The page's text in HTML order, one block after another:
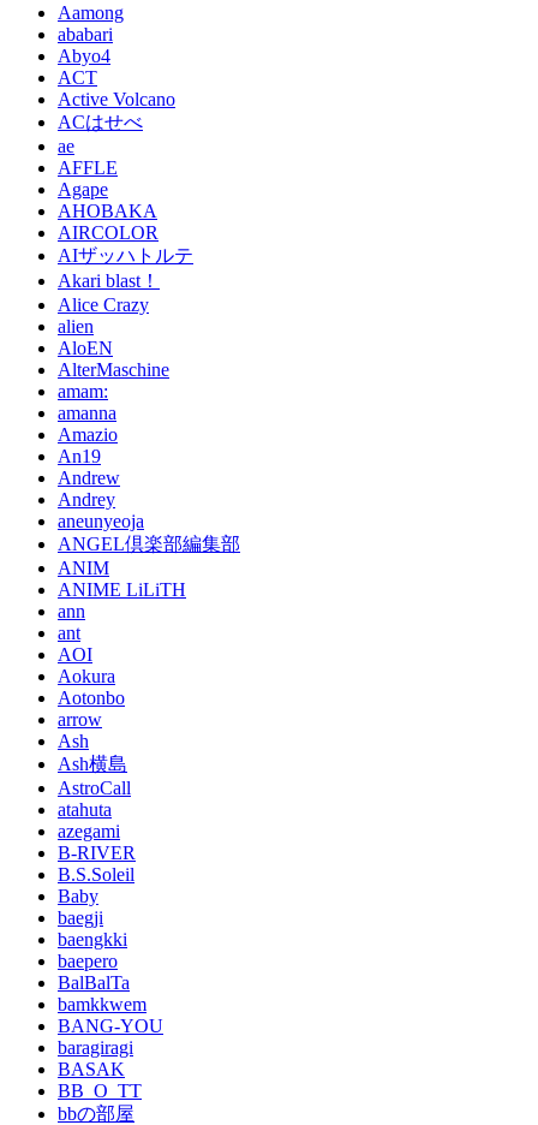
Aamong
ababari
Abyo4
ACT
Active Volcano
ACはせべ
ae
AFFLE
Agape
AHOBAKA
AIRCOLOR
AIザッハトルテ
Akari blast！
Alice Crazy
alien
AloEN
AlterMaschine
amam:
amanna
Amazio
An19
Andrew
Andrey
aneunyeoja
ANGEL倶楽部編集部
ANIM
ANIME LiLiTH
ann
ant
AOI
Aokura
Aotonbo
arrow
Ash
Ash横島
AstroCall
atahuta
azegami
B-RIVER
B.S.Soleil
Baby
baegji
baengkki
baepero
BalBalTa
bamkkwem
BANG-YOU
baragiragi
BASAK
BB_O_TT
bbの部屋